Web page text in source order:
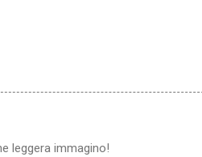
leggera immagino!